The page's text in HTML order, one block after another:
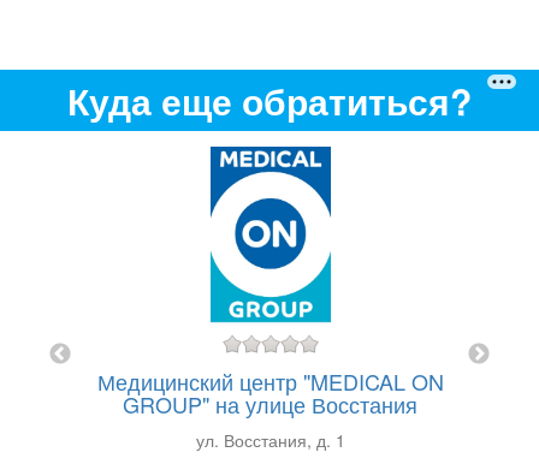
Куда еще обратиться?
Медицинский центр "MEDICAL ON
GROUP" на улице Восстания
ул. Восстания, д. 1